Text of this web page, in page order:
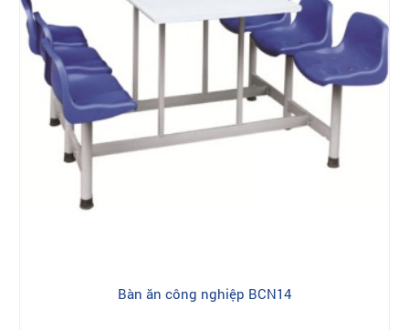
Bàn ăn công nghiệp BCN14